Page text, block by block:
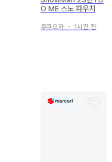
O ME 스노 파우치
후쿠오카 ・ 1시간 전